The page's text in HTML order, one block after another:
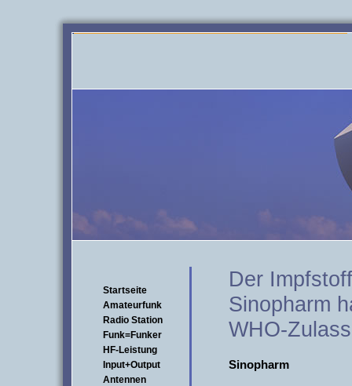
Startseite
Amateurfunk
Radio Station
Funk=Funker
HF-Leistung
Input+Output
Antennen
Der
Sinopharm
WHO-
Sinopharm